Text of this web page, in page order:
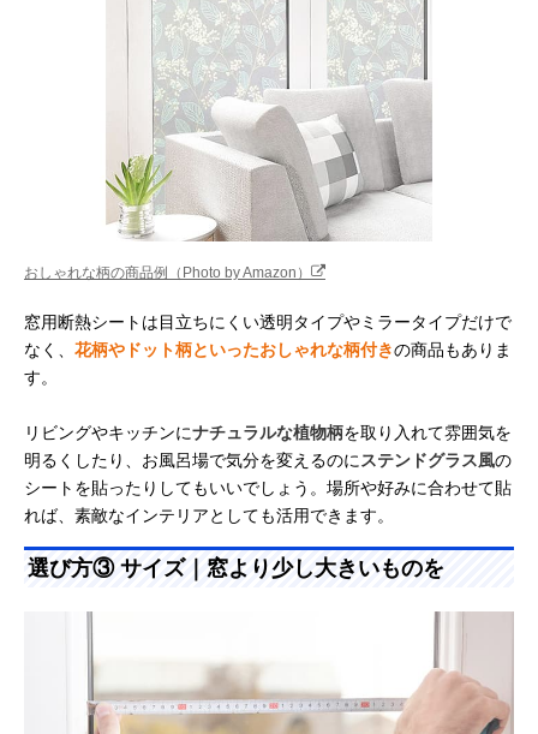
おしゃれな柄の商品例（Photo by Amazon）
窓用断熱シートは目立ちにくい透明タイプやミラータイプだけで
なく、 花柄やドット柄といったおしゃれな柄付きの商品もありま
す。
リビングやキッチンにナチュラルな植物柄を取り入れて雰囲気を
明るくしたり、お風呂場で気分を変えるのに ステンドグラス風の
シートを貼ったりしてもいいでしょう。場所や好みに合わせて貼
れば、素敵なインテリアとしても活用できます。
選び方③ サイズ｜窓より少し大きいものを